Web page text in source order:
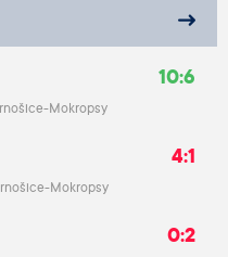
10:6
Mokropsy
4:1
Mokropsy
0:2